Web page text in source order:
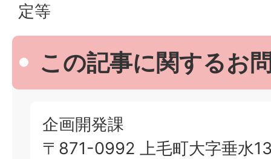
定等
この記事に関するお
企画開発課
〒871-0992 上毛町大字垂水